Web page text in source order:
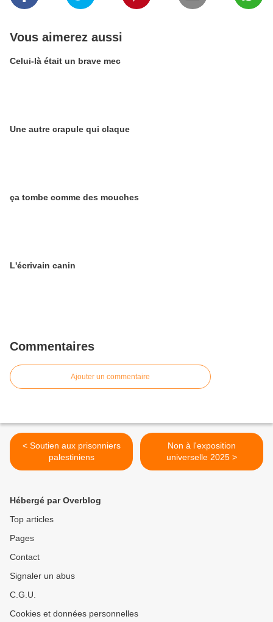
Vous aimerez aussi
Celui-là était un brave mec
Une autre crapule qui claque
ça tombe comme des mouches
L'écrivain canin
Commentaires
Ajouter un commentaire
< Soutien aux prisonniers
palestiniens
Non à l'exposition
universelle 2025 >
Hébergé par Overblog
Top articles
Pages
Contact
Signaler un abus
C.G.U.
Cookies et données personnelles